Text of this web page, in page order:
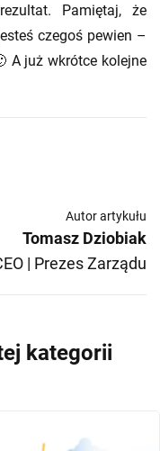
Pamiętaj, że
czegoś pewien –
A już wkrótce kolejne
Autor artykułu
Tomasz Dziobiak
| Prezes Zarządu
kategorii